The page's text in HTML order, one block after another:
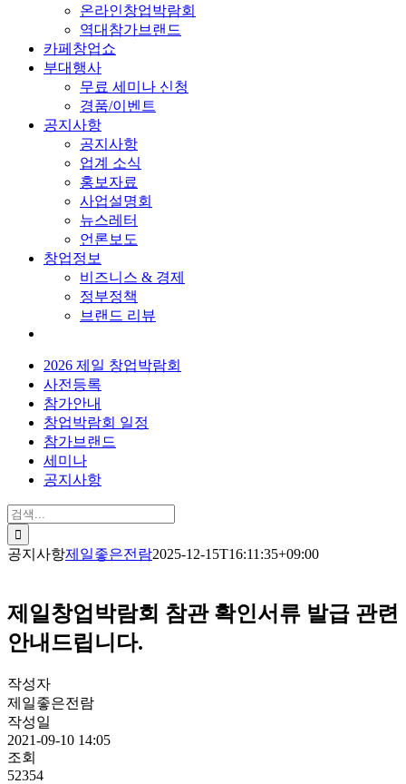
온라인창업박람회
역대참가브랜드
카페창업쇼
부대행사
무료 세미나 신청
경품/이벤트
공지사항
공지사항
업계 소식
홍보자료
사업설명회
뉴스레터
언론보도
창업정보
비즈니스 & 경제
정부정책
브랜드 리뷰
2026 제일 창업박람회
사전등록
참가안내
창업박람회 일정
참가브랜드
세미나
공지사항
검
색:
공지사항제일좋은전람2025-12-15T16:11:35+09:00
제일창업박람회 참관 확인서류 발급 관련
안내드립니다.
작성자
제일좋은전람
작성일
2021-09-10 14:05
조회
52354